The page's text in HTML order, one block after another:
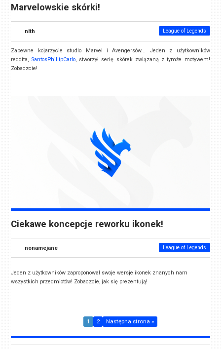
Marvelowskie skórki!
nlth League of Legends
Zapewne kojarzycie studio Marvel i Avengersów... Jeden z użytkowników
reddita, SantosPhillipCarlo, stworzył serię skórek związaną z tymże motywem!
Zobaczcie!
Ciekawe koncepcje reworku ikonek!
nonamejane League of Legends
Jeden z użytkowników zaproponował swoje wersje ikonek znanych nam
wszystkich przedmiotów! Zobaczcie, jak się prezentują!
1 2 Następna strona »